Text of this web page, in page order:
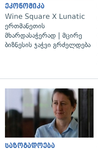
ეკონომიკა
Wine Square X Lunatic
ერთმანეთის
მხარდასაჭერად | მცირე
ბიზნესის ჯაჭვი გრძელდება
საზოგადოება